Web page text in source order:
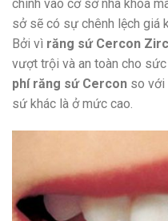
chính vào cơ sở nha khoa
sở sẽ có sự chênh lệch giá
Bởi vì răng sứ Cercon
vượt trội và an toàn cho
phí răng sứ Cercon so với
sứ khác là ở mức cao.